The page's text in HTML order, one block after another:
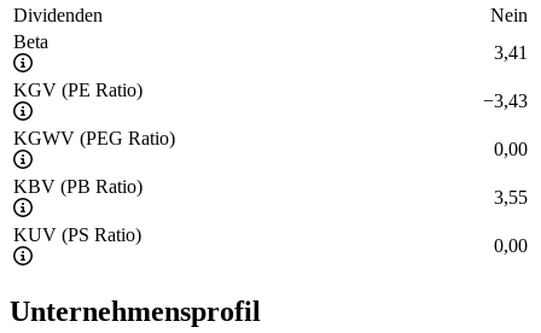
Dividenden
Nein
Beta
3,41
KGV (PE Ratio)
−3,43
KGWV (PEG Ratio)
0,00
KBV (PB Ratio)
3,55
KUV (PS Ratio)
0,00
Unternehmensprofil